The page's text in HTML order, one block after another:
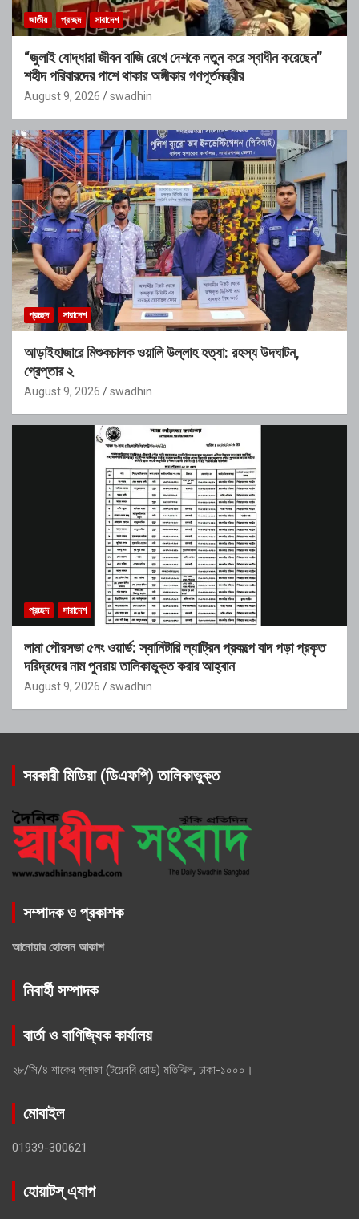
জাতীয় প্রচ্ছদ সারাদেশ
“জুলাই যোদ্ধারা জীবন বাজি রেখে দেশকে নতুন করে স্বাধীন করেছেন”
শহীদ পরিবারদের পাশে থাকার অঙ্গীকার গণপূর্তমন্ত্রীর
August 9, 2026 swadhin
প্রচ্ছদ সারাদেশ
আড়াইহাজারে মিশুকচালক ওয়ালি উল্লাহ হত্যা: রহস্য উদঘাটন,
গ্রেপ্তার ২
August 9, 2026 swadhin
প্রচ্ছদ সারাদেশ
লামা পৌরসভা ৫নং ওয়ার্ড: স্যানিটারি ল্যাট্রিন প্রকল্পে বাদ পড়া প্রকৃত
দরিদ্রদের নাম পুনরায় তালিকাভুক্ত করার আহ্বান
August 9, 2026 swadhin
সরকারী মিডিয়া (ডিএফপি) তালিকাভুক্ত
সম্পাদক ও প্রকাশক
আনোয়ার হোসেন আকাশ
নিবার্হী সম্পাদক
বার্তা ও বাণিজ্যিক কার্যালয়
২৮/সি/৪ শাকের প্লাজা (টয়েনবি রোড) মতিঝিল, ঢাকা-১০০০।
মোবাইল
01939-300621
হোয়াটস্ এ্যাপ